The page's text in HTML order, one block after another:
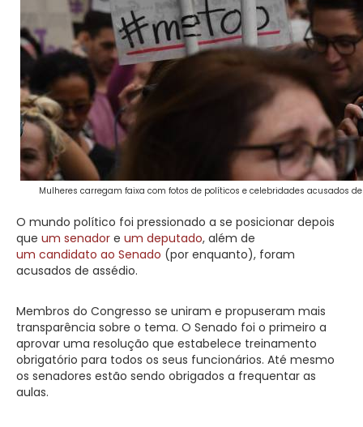
Mulheres carregam faixa com fotos de políticos e celebridades acusados de
O mundo político foi pressionado a se posicionar depois
que um senador e um deputado, além de
um candidato ao Senado (por enquanto), foram
acusados de assédio.
Membros do Congresso se uniram e propuseram mais
transparência sobre o tema. O Senado foi o primeiro a
aprovar uma resolução que estabelece treinamento
obrigatório para todos os seus funcionários. Até mesmo
os senadores estão sendo obrigados a frequentar as
aulas.